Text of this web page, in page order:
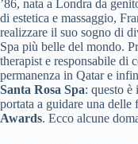
’86, nata a Londra da
di estetica e massaggio,
realizzare il suo sogno di
Spa più belle del mondo.
therapist e responsabile di
permanenza in Qatar e
Santa Rosa Spa: questo è
portata a guidare una delle
Awards. Ecco alcune